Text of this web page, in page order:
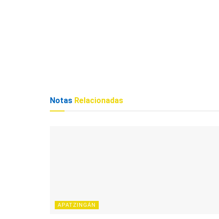
Notas Relacionadas
APATZINGÁN